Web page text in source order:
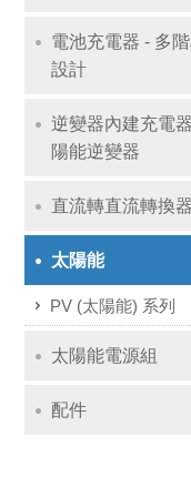
電池充電器 - 多
設計
逆變器內建充電
陽能逆變器
直流轉直流轉換器
太陽能
PV (太陽能) 系列
太陽能電源組
配件